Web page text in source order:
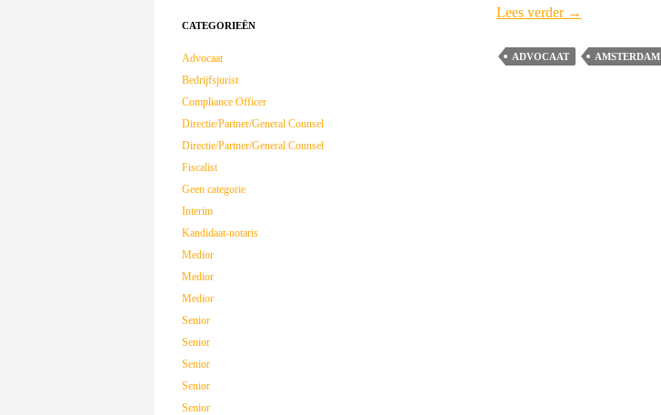
Lees verder Advocaat-
Bouwrecht
→
ADVOCAAT AMSTERDAM
CATEGORIEËN
Advocaat
Bedrijfsjurist
Compliance Officer
Directie/Partner/General Counsel
Directie/Partner/General Counsel
Fiscalist
Geen categorie
Interim
Kandidaat-notaris
Medior
Medior
Medior
Senior
Senior
Senior
Senior
Senior